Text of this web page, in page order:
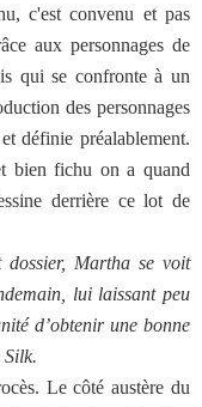
c'est convenu et pas
aux personnages de
qui se confronte à un
des personnages
définie préalablement.
bien fichu on a quand
derrière ce lot de
Martha se voit
lui laissant peu
d’obtenir une bonne
Silk.
Le côté austère du